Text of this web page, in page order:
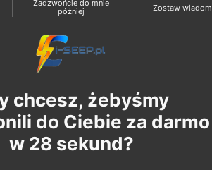
Zadzwońcie do mnie
później
Zostaw
chcesz, żebyśmy
do Ciebie za darmo
w 28 sekund?